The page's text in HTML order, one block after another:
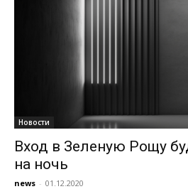
Новости
Вход в Зеленую Рощу
на ночь
news - 01.12.2020